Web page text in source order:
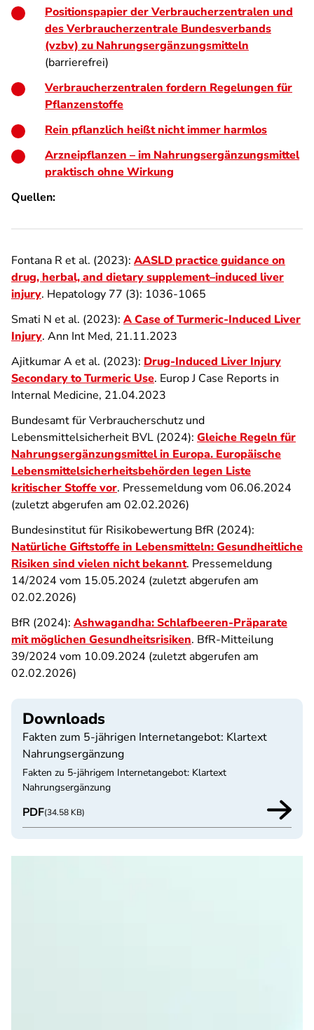
Positionspapier der Verbraucherzentralen und
des Verbraucherzentrale Bundesverbands
(vzbv) zu Nahrungsergänzungsmitteln
(barrierefrei)
Verbraucherzentralen fordern Regelungen für
Pflanzenstoffe
Rein pflanzlich heißt nicht immer harmlos
Arzneipflanzen – im Nahrungsergänzungsmittel
praktisch ohne Wirkung
Quellen:
Fontana R et al. (2023): AASLD practice guidance on
drug, herbal, and dietary supplement–induced liver
injury. Hepatology 77 (3): 1036-1065
Smati N et al. (2023): A Case of Turmeric-Induced Liver
Injury. Ann Int Med, 21.11.2023
Ajitkumar A et al. (2023): Drug-Induced Liver Injury
Secondary to Turmeric Use. Europ J Case Reports in
Internal Medicine, 21.04.2023
Bundesamt für Verbraucherschutz und
Lebensmittelsicherheit BVL (2024): Gleiche Regeln für
Nahrungsergänzungsmittel in Europa. Europäische
Lebensmittelsicherheitsbehörden legen Liste
kritischer Stoffe vor. Pressemeldung vom 06.06.2024
(zuletzt abgerufen am 02.02.2026)
Bundesinstitut für Risikobewertung BfR (2024):
Natürliche Giftstoffe in Lebensmitteln: Gesundheitliche
Risiken sind vielen nicht bekannt. Pressemeldung
14/2024 vom 15.05.2024 (zuletzt abgerufen am
02.02.2026)
BfR (2024): Ashwagandha: Schlafbeeren-Präparate
mit möglichen Gesundheitsrisiken. BfR-Mitteilung
39/2024 vom 10.09.2024 (zuletzt abgerufen am
02.02.2026)
Downloads
Fakten zum 5-jährigen Internetangebot: Klartext
Nahrungsergänzung
Fakten zu 5-jährigem Internetangebot: Klartext
Nahrungsergänzung
PDF(34.58 KB)